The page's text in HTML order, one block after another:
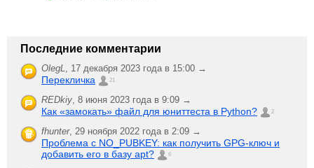
Последние комментарии
OlegL, 17 декабря 2023 года в 15:00 →
Перекличка 21
REDkiy, 8 июня 2023 года в 9:09 →
Как «замокать» файл для юниттеста в Python? 2
fhunter, 29 ноября 2022 года в 2:09 →
Проблема с NO_PUBKEY: как получить GPG-ключ и
добавить его в базу apt?
6